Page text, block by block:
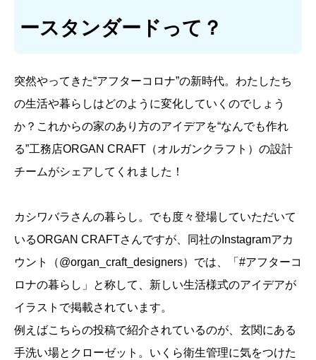
ースタンダードって？
突然やってきた“アフターコロナ”の新時代。わたしたち
の生活や暮らしはどのように変化していくのでしょう
か？これからの家のあり方のアイデアを“なんでも作れ
る”工務店ORGAN CRAFT（オルガンクラフト）の設計
チームがシェアしてくれました！
カシワバラさんの暮らし。でも度々登場していただいて
いるORGAN CRAFTさんですが、同社のInstagramアカ
ウント（@organ_craft_designers）では、「#アフターコ
ロナの暮らし」と称して、新しい生活様式のアイデアが
イラストで掲載されています。
例えばこちらの投稿で紹介されているのが、玄関にある
手洗い場とクローゼット。いくら衛生管理に気をつけた